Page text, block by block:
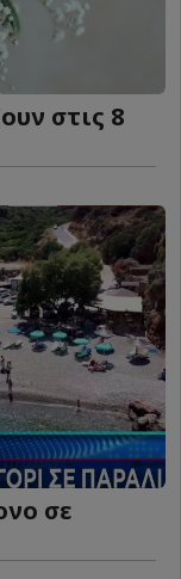
στις 8
σε